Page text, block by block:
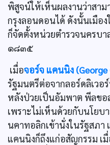
พิสูจน์ให้เห็นผลงานว่าสา
กรุงลอนดอนได้ ดังนั้นเมือ
ก็จัดตั้งหน่วยตำรวจนครบ
๑๘๓๕
เมื่อจอร์จ แคนนิง
รัฐมนตรีต่อจากลอร์ดลิเวอ
หลังป่วยเป็นอัมพาต พีลข
เพราะไม่เห็นด้วยกับนโย
นคาทอลิกเข้านั่งในรัฐสภา
แคนนิงก็ถึงแก่อสัญกรรม เ